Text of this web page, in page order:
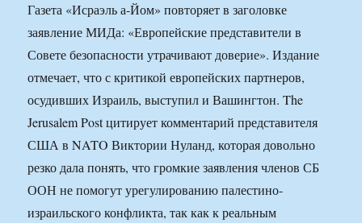
Газета «Исраэль а-Йом» повторяет в заголовке
заявление МИДа: «Европейские представители в
Совете безопасности утрачивают доверие». Издание
отмечает, что с критикой европейских партнеров,
осудивших Израиль, выступил и Вашингтон. The
Jerusalem Post цитирует комментарий представителя
США в NATO Виктории Нуланд, которая довольно
резко дала понять, что громкие заявления членов СБ
ООН не помогут урегулированию палестино-
израильского конфликта, так как к реальным